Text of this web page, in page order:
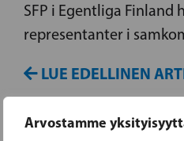
Arvostamme
SFP i Egentliga Finland
representanter i
LUE EDELLINEN